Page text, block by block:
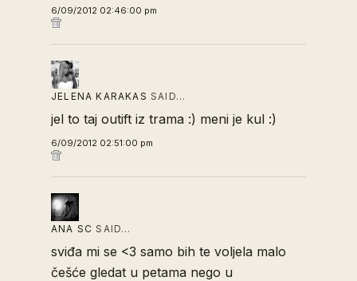
6/09/2012 02:46:00 pm
JELENA KARAKAS SAID…
jel to taj outift iz trama :) meni je kul :)
6/09/2012 02:51:00 pm
ANA SC SAID…
sviđa mi se <3 samo bih te voljela malo
češće gledat u petama nego u